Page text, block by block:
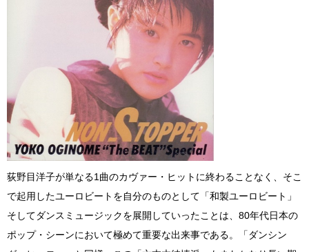
荻野目洋子が単なる1曲のカヴァー・ヒットに終わることなく、そこ
で起用したユーロビートを自分のものとして「和製ユーロビート」
そしてダンスミュージックを展開していったことは、80年代日本の
ポップ・シーンにおいて極めて重要な出来事である。「ダンシン